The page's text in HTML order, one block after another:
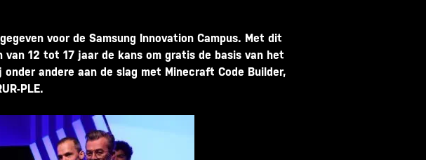
voor de Samsung Innovation Campus. Met dit
12 tot 17 jaar de kans om gratis de basis van het
andere aan de slag met Minecraft Code Builder,
PLE.